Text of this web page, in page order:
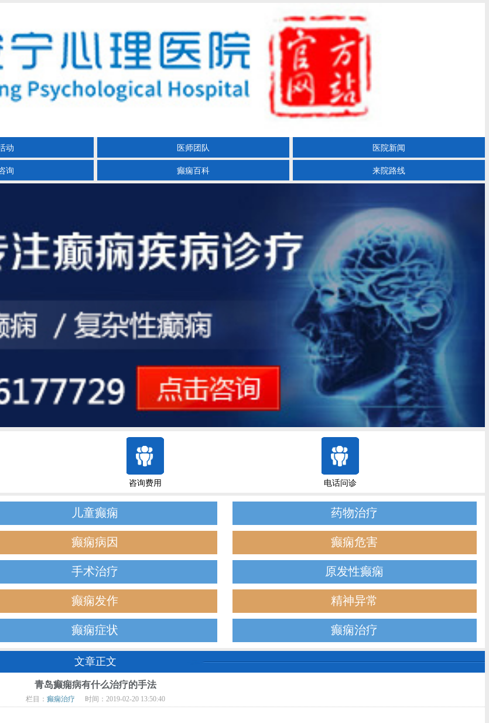
动 医师团队 医院新闻
询 癫痫百科 来院路线
咨询费用 电话问诊
儿童癫痫 药物治疗
癫痫病因 癫痫危害
手术治疗 原发性癫痫
癫痫发作 精神异常
癫痫症状 癫痫治疗
文章正文
青岛癫痫病有什么治疗的手法
栏目： 癫痫治疗 时间：2019-02-20 13:50:40